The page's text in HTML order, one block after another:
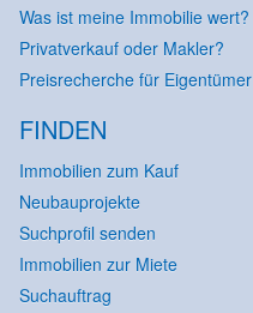
Was ist meine Immobilie wert?
Privatverkauf oder Makler?
Preisrecherche für Eigentümer
FINDEN
Immobilien zum Kauf
Neubauprojekte
Suchprofil senden
Immobilien zur Miete
Suchauftrag